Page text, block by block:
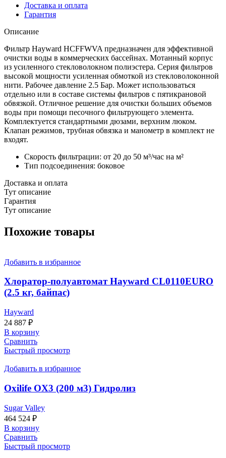
Доставка и оплата
Гарантия
Описание
Фильтр Hayward HCFFWVA предназначен для эффективной
очистки воды в коммерческих бассейнах. Мотанный корпус
из усиленного стекловолокном полиэстера. Серия фильтров
высокой мощности усиленная обмоткой из стекловолоконной
нити. Рабочее давление 2.5 Бар. Может использоваться
отдельно или в составе системы фильтров с пятикрановой
обвязкой. Отличное решение для очистки больших объемов
воды при помощи песочного фильтрующего элемента.
Комплектуется стандартными дюзами, верхним люком.
Клапан режимов, трубная обвязка и манометр в комплект не
входят.
Скорость фильтрации: от 20 до 50 м³/час на м²
Тип подсоединения: боковое
Доставка и оплата
Тут описание
Гарантия
Тут описание
Похожие товары
Добавить в избранное
Хлоратор-полуавтомат Hayward CL0110EURO
(2.5 кг, байпас)
Hayward
24 887 ₽
В корзину
Сравнить
Быстрый просмотр
Добавить в избранное
Oxilife OX3 (200 м3) Гидролиз
Sugar Valley
464 524 ₽
В корзину
Сравнить
Быстрый просмотр